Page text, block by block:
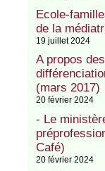
Ecole-
de la
19 juillet 2024
A propos
(mars 2017)
20 février 2024
- Le
Café)
20 février 2024